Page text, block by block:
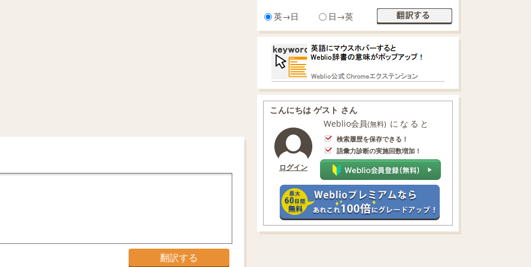
英→日 日→英
こんにちは ゲスト さん
ログイン
Weblio会員(無料) になると
検索履歴を保存できる！
語彙力診断の実施回数増加！